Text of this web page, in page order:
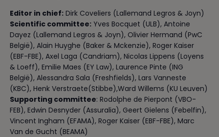
Editor in chief: Dirk Coveliers (Lallemand Legros & Joyn)
Scientific committee: Yves Bocquet (ULB), Antoine
Dayez (Lallemand Legros & Joyn), Olivier Hermand (PwC
België), Alain Huyghe (Baker & Mckenzie), Roger Kaiser
(EBF-FBE), Axel Laga (Candriam), Nicolas Lippens (Loyens
& Loeff), Emilie Maes (EY Law), Laurence Pinte (ING
België), Alessandra Sala (Freshfields), Lars Vanneste
(KBC), Henk Verstraete(Stibbe),Ward Willems (KU Leuven)
Supporting committee: Rodolphe de Pierpont (VBO-
FEB), Edwin Desnyder (Assuralia), Geert Gielens (Febelfin),
Vincent Ingham (EFAMA), Roger Kaiser (EBF-FBE), Marc
Van de Gucht (BEAMA)